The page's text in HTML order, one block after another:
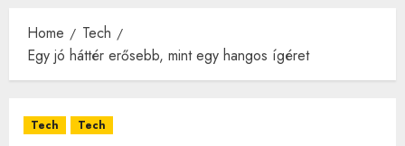
Home
Tech
Egy jó háttér erősebb, mint egy hangos ígéret
Tech Tech